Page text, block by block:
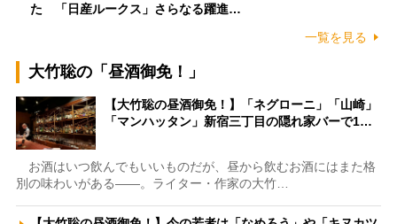
た 「日産ルークス」さらなる躍進…
一覧を見る
大竹聡の「昼酒御免！」
【大竹聡の昼酒御免！】「ネグローニ」「山崎」
「マンハッタン」新宿三丁目の隠れ家バーで1…
お酒はいつ飲んでもいいものだが、昼から飲むお酒にはまた格
別の味わいがある――。ライター・作家の大竹…